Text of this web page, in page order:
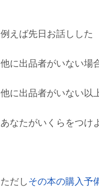
例えば先日お話しした
他に出品者がいない場
他に出品者がいない以
あなたがいくらをつけ
ただしその本の購入予